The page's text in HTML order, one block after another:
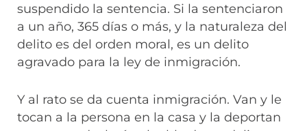
suspendido la sentencia. Si la sentenciaron
a un año, 365 días o más, y la naturaleza del
delito es del orden moral, es un delito
agravado para la ley de inmigración.
Y al rato se da cuenta inmigración. Van y le
tocan a la persona en la casa y la deportan